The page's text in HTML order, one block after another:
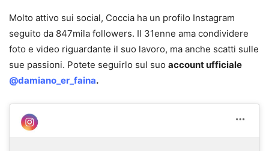
Molto attivo sui social, Coccia ha un profilo Instagram
seguito da 847mila followers. Il 31enne ama condividere
foto e video riguardante il suo lavoro, ma anche scatti sulle
sue passioni. Potete seguirlo sul suo account ufficiale
@damiano_er_faina.